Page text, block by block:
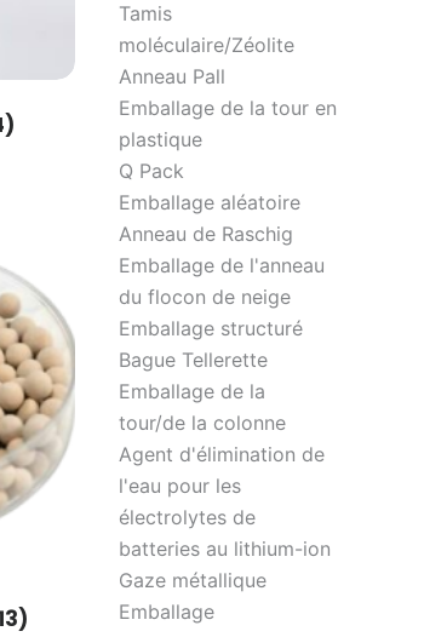
Tamis
moléculaire/Zéolite
Anneau Pall
Emballage de la tour en
plastique
Q Pack
Emballage aléatoire
Anneau de Raschig
Emballage de l'anneau
du flocon de neige
Emballage structuré
Bague Tellerette
Emballage de la
tour/de la colonne
Agent d'élimination de
l'eau pour les
électrolytes de
batteries au lithium-ion
Gaze métallique
Emballage